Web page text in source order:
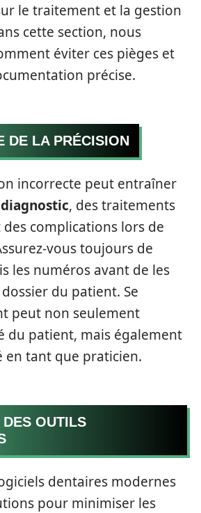
le traitement et la gestion
cette section, nous
éviter ces pièges et
précise.
DE LA PRÉCISION
incorrecte peut entraîner
, des traitements
complications lors de
vous toujours de
les numéros avant de les
du patient. Se
peut non seulement
du patient, mais également
tant que praticien.
OUTILS
dentaires modernes
pour minimiser les